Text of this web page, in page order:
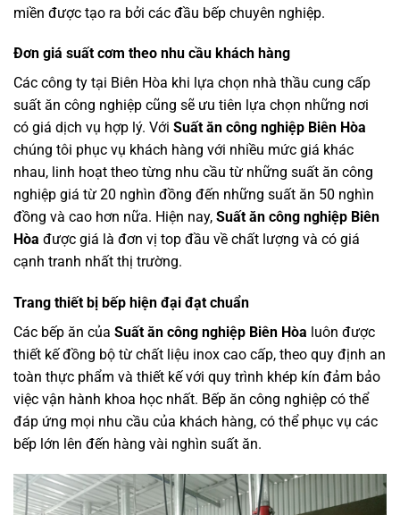
miền được tạo ra bởi các đầu bếp chuyên nghiệp.
Đơn giá suất cơm theo nhu cầu khách hàng
Các công ty tại Biên Hòa khi lựa chọn nhà thầu cung cấp
suất ăn công nghiệp cũng sẽ ưu tiên lựa chọn những nơi
có giá dịch vụ hợp lý. Với Suất ăn công nghiệp Biên Hòa
chúng tôi phục vụ khách hàng với nhiều mức giá khác
nhau, linh hoạt theo từng nhu cầu từ những suất ăn công
nghiệp giá từ 20 nghìn đồng đến những suất ăn 50 nghìn
đồng và cao hơn nữa. Hiện nay, Suất ăn công nghiệp Biên
Hòa được giá là đơn vị top đầu về chất lượng và có giá
cạnh tranh nhất thị trường.
Trang thiết bị bếp hiện đại đạt chuẩn
Các bếp ăn của Suất ăn công nghiệp Biên Hòa luôn được
thiết kế đồng bộ từ chất liệu inox cao cấp, theo quy định an
toàn thực phẩm và thiết kế với quy trình khép kín đảm bảo
việc vận hành khoa học nhất. Bếp ăn công nghiệp có thể
đáp ứng mọi nhu cầu của khách hàng, có thể phục vụ các
bếp lớn lên đến hàng vài nghìn suất ăn.